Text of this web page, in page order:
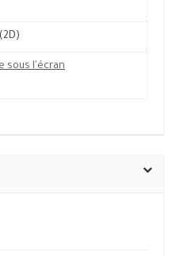
sous l'écran